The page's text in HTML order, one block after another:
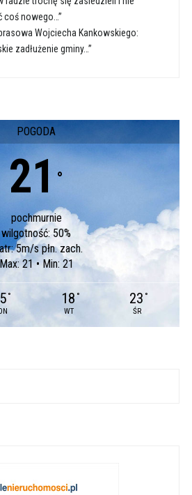
coś nowego…”
Wojciecha Kankowskiego:
zadłużenie gminy…”
POGODA
21 °
pochmurnie
wilgotność: 50%
5m/s płn. zach.
Max: 21 • Min: 21
° 18 °
WT
23 °
ŚR